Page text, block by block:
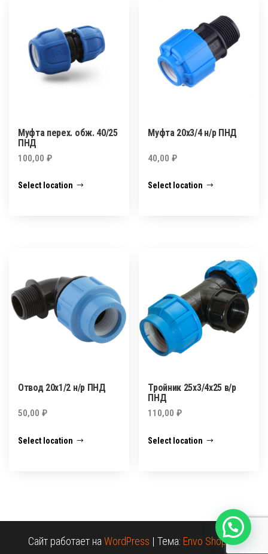
Муфта перех. обж. 40/25
ПНД
100,00 ₽
Select location
Муфта 20х3/4 н/р ПНД
40,00₽
Select location
Отвод 20х1/2 н/р ПНД
50,00 ₽
Select location
Тройник 25х3/4х25 в/р
ПНД
110,00₽
Select location
Сайт работает наWordPress | Тема: Envo Shopper